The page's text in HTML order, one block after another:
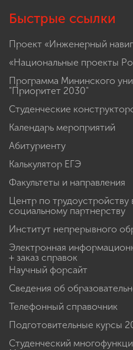
Быстрые ссылки
Проект «Инженерный
«Национальные проекты
Программа Мининского
"Приоритет 2030"
Студенческие
Календарь мероприятий
Абитуриенту
Калькулятор ЕГЭ
Факультеты и направления
Центр по трудоустройству
социальному партнерству
Институт непрерывного
Электронная
+ заказ справок
Научный форсайт
Сведения об
Телефонный справочник
Подготовительные курсы
Студенческий